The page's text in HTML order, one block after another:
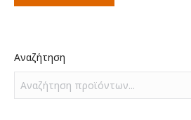
Αναζήτηση